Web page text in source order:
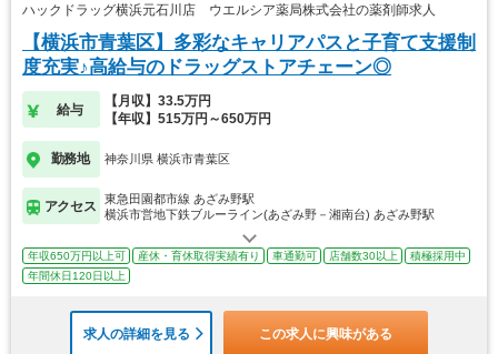
ハックドラッグ横浜元石川店 ウエルシア薬局株式会社の薬剤師求人
【横浜市青葉区】多彩なキャリアパスと子育て支援制
度充実♪高給与のドラッグストアチェーン◎
給与
【月収】33.5万円
【年収】515万円～650万円
勤務地 神奈川県 横浜市青葉区
アクセス
東急田園都市線 あざみ野駅
横浜市営地下鉄ブルーライン(あざみ野－湘南台) あざみ野駅
年収650万円以上可 産休・育休取得実績有り 車通勤可 店舗数30以上
積極採用中
年間休日120日以上
求人の詳細を見る この求人に興味がある